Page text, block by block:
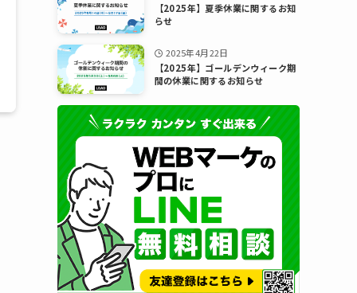
【2025年】夏季休業に関するお知
らせ
2025年4月22日
【2025年】ゴールデンウィーク期
間の休業に関するお知らせ